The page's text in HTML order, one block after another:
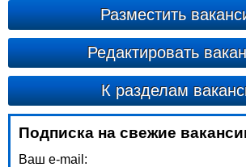
Разместить
Редактировать
К разделам
Подписка на свежие
Ваш e-mail: